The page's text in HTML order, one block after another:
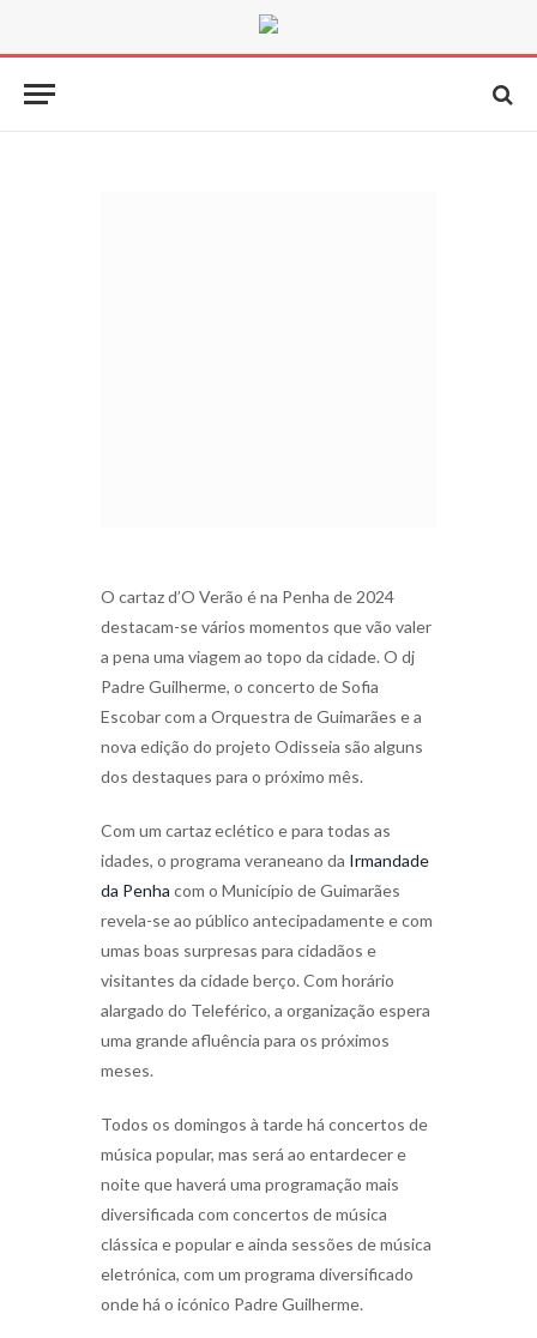
O cartaz d’O Verão é na Penha de 2024
destacam-se vários momentos que vão valer
a pena uma viagem ao topo da cidade. O dj
Padre Guilherme, o concerto de Sofia
Escobar com a Orquestra de Guimarães e a
nova edição do projeto Odisseia são alguns
dos destaques para o próximo mês.
Com um cartaz eclético e para todas as
idades, o programa veraneano da Irmandade
da Penha com o Município de Guimarães
revela-se ao público antecipadamente e com
umas boas surpresas para cidadãos e
visitantes da cidade berço. Com horário
alargado do Teleférico, a organização espera
uma grande afluência para os próximos
meses.
Todos os domingos à tarde há concertos de
música popular, mas será ao entardecer e
noite que haverá uma programação mais
diversificada com concertos de música
clássica e popular e ainda sessões de música
eletrónica, com um programa diversificado
onde há o icónico Padre Guilherme.